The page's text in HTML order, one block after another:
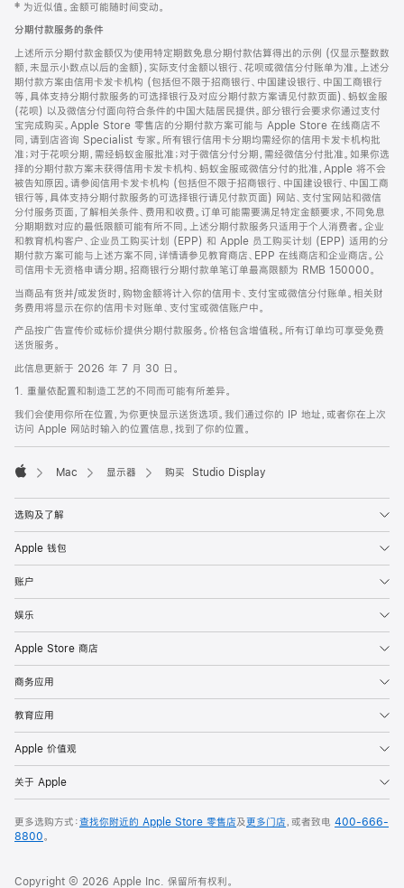
页
页
脚
注
‡ 为近似值。金额可能随时间变动。
分期付款服务的条件
上述所示分期付款金额仅为使用特定期数免息分期付款估算得出的示例 (仅显示整数数
额，未显示小数点以后的金额)，实际支付金额以银行、花呗或微信分付账单为准。上述分
期付款方案由信用卡发卡机构 (包括但不限于招商银行、中国建设银行、中国工商银行
等，具体支持分期付款服务的可选择银行及对应分期付款方案请见付款页面)、蚂蚁金服
(花呗) 以及微信分付面向符合条件的中国大陆居民提供。部分银行会要求你通过支付
宝完成购买。Apple Store 零售店的分期付款方案可能与 Apple Store 在线商店不
同，请到店咨询 Specialist 专家。所有银行信用卡分期均需经你的信用卡发卡机构批
准；对于花呗分期，需经蚂蚁金服批准；对于微信分付分期，需经微信分付批准。如果你选
择的分期付款方案未获得信用卡发卡机构、蚂蚁金服或微信分付的批准，Apple 将不会
被告知原因。请参阅信用卡发卡机构 (包括但不限于招商银行、中国建设银行、中国工商
银行等，具体支持分期付款服务的可选择银行请见付款页面) 网站、支付宝网站和微信
分付服务页面，了解相关条件、费用和收费。订单可能需要满足特定金额要求，不同免息
分期期数对应的最低限额可能有所不同。上述分期付款服务只适用于个人消费者。企业
和教育机构客户、企业员工购买计划 (EPP) 和 Apple 员工购买计划 (EPP) 适用的分
期付款方案可能与上述方案不同，详情请参见教育商店、EPP 在线商店和企业商店。公
司信用卡无资格申请分期。招商银行分期付款单笔订单最高限额为 RMB 150000。
当商品有货并/或发货时，购物金额将计入你的信用卡、支付宝或微信分付账单。相关财
务费用将显示在你的信用卡对账单、支付宝或微信账户中。
产品按广告宣传价或标价提供分期付款服务。价格包含增值税。所有订单均可享受免费
送货服务。
此信息更新于 2026 年 7 月 30 日。
1. 重量依配置和制造工艺的不同而可能有所差异。
我们会使用你所在位置，为你更快显示送货选项。我们通过你的 IP 地址，或者你在上次
访问 Apple 网站时输入的位置信息，找到了你的位置。
Mac 显示器 购买 Studio Display
选购及了解
Apple 钱包
账户
娱乐
Apple Store 商店
商务应用
教育应用
Apple 价值观
关于 Apple
更多选购方式：查找你附近的 Apple Store 零售店及更多门店，或者致电 400-666-
8800。
Copyright © 2026 Apple Inc. 保留所有权利。